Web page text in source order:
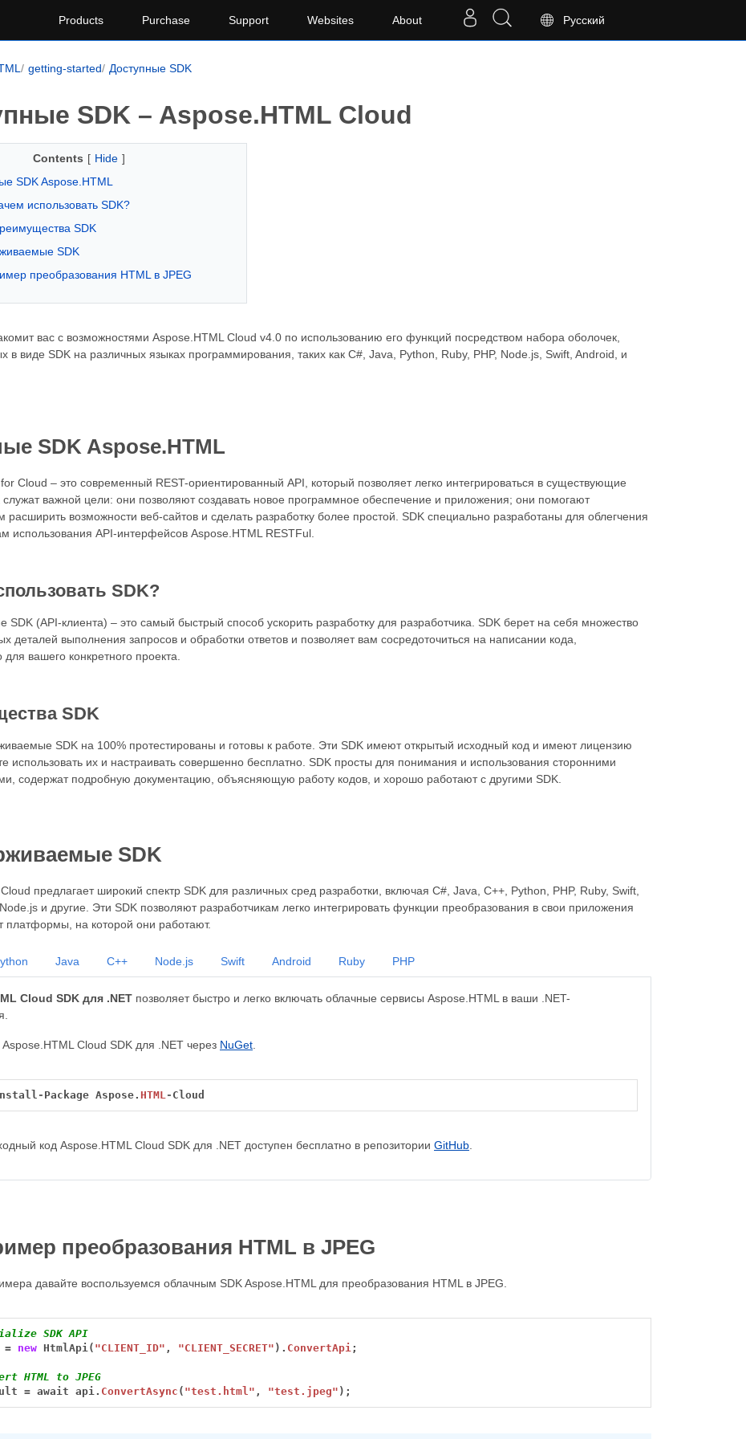
Products Purchase Support Websites About Русский
getting-started Доступные SDK
SDK – Aspose.HTML Cloud
Contents [ Hide ]
SDK Aspose.HTML
использовать SDK?
SDK
SDK
преобразования HTML в JPEG
вас с возможностями Aspose.HTML Cloud v4.0 по использованию его функций посредством набора оболочек,
в виде SDK на различных языках программирования, таких как C#, Java, Python, Ruby, PHP, Node.js, Swift, Android, и
SDK Aspose.HTML
Cloud – это современный REST-ориентированный API, который позволяет легко интегрироваться в существующие
важной цели: они позволяют создавать новое программное обеспечение и приложения; они помогают
расширить возможности веб-сайтов и сделать разработку более простой. SDK специально разработаны для облегчения
использования API-интерфейсов Aspose.HTML RESTFul.
SDK?
SDK (API-клиента) – это самый быстрый способ ускорить разработку для разработчика. SDK берет на себя множество
деталей выполнения запросов и обработки ответов и позволяет вам сосредоточиться на написании кода,
вашего конкретного проекта.
SDK
SDK на 100% протестированы и готовы к работе. Эти SDK имеют открытый исходный код и имеют лицензию
использовать их и настраивать совершенно бесплатно. SDK просты для понимания и использования сторонними
содержат подробную документацию, объясняющую работу кодов, и хорошо работают с другими SDK.
SDK
предлагает широкий спектр SDK для различных сред разработки, включая C#, Java, C++, Python, PHP, Ruby, Swift,
и другие. Эти SDK позволяют разработчикам легко интегрировать функции преобразования в свои приложения
платформы, на которой они работают.
Cloud SDK для .NET позволяет быстро и легко включать облачные сервисы Aspose.HTML в ваши .NET-
Aspose.HTML Cloud SDK для .NET через NuGet
- Package Aspose.HTML- Cloud
код Aspose.HTML Cloud SDK для .NET доступен бесплатно в репозитории GitHub
Java C++ Node.js Swift Android Ruby PHP
преобразования HTML в JPEG
давайте воспользуемся облачным SDK Aspose.HTML для преобразования HTML в JPEG.
SDK API
= new HtmlApi( "CLIENT_ID" , "CLIENT_SECRET" ). ConvertApi;
HTML to JPEG
= await api. ConvertAsync ( "test.html" , "test.jpeg" );